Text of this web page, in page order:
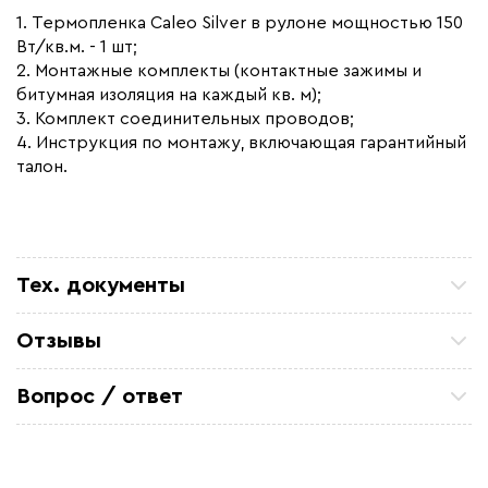
1. Термопленка Caleo Silver в рулоне мощностью 150
Вт/кв.м. - 1 шт;
2. Монтажные комплекты (контактные зажимы и
битумная изоляция на каждый кв. м);
3. Комплект соединительных проводов;
4. Инструкция по монтажу, включающая гарантийный
талон.
Тех. документы
полы Caleo
Отзывы
ТСЖ 15/43 Закупали кабель для очистных
коммуникаций. Все отлично. по цене и срокам
устроило
Вопрос / ответ